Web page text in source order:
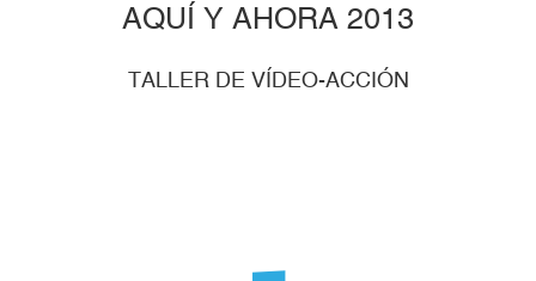
AQUÍ Y AHORA 2013
TALLER DE VÍDEO-ACCIÓN